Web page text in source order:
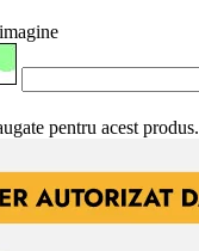
pentru acest produs.